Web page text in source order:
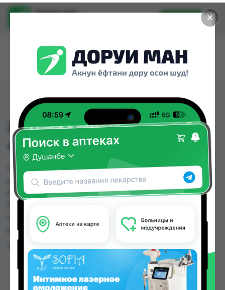
✕
Доруи ман
Установить
Л-МОНТ СИРОП
4МГ/2,5МГ 60МЛ
Л-МОНТ СИРОП 4МГ/2,5МГ 60МЛ можно купить
или заказать в аптеках, Абубакри Карим, АЗИЗ
ВАКО , Алишер-К, Аптека оптовый 24, Аптека
цене от 40.00 TJS до 44.00 TJS в Душанбе и
других городах Таджикистана